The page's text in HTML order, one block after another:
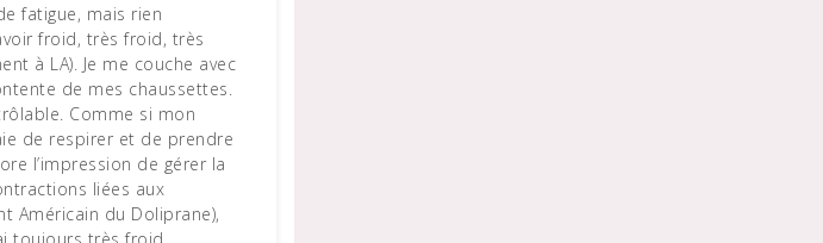
fatigue, mais rien
froid, très froid, très
à LA). Je me couche avec
de mes chaussettes.
Comme si mon
de respirer et de prendre
l’impression de gérer la
liées aux
Américain du Doliprane),
toujours très froid.